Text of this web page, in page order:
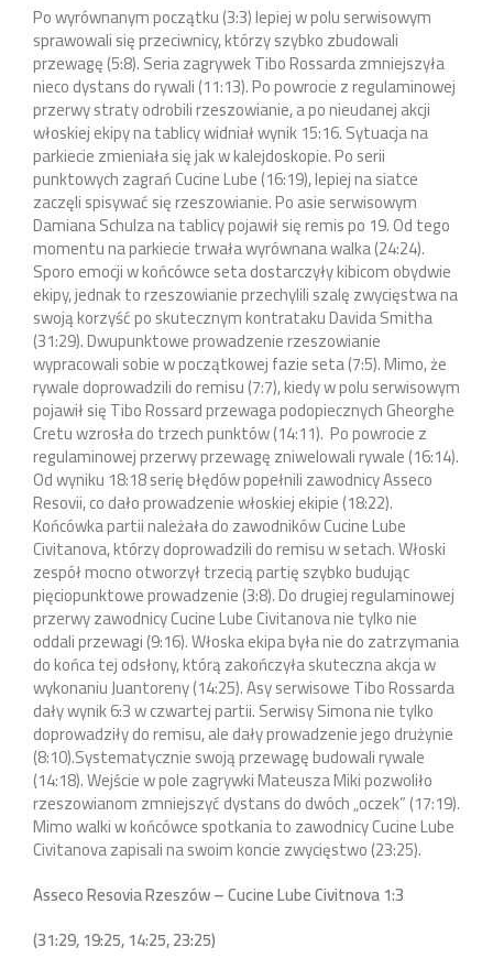
Po wyrównanym początku (3:3) lepiej w polu serwisowym
sprawowali się przeciwnicy, którzy szybko zbudowali
przewagę (5:8). Seria zagrywek Tibo Rossarda zmniejszyła
nieco dystans do rywali (11:13). Po powrocie z regulaminowej
przerwy straty odrobili rzeszowianie, a po nieudanej akcji
włoskiej ekipy na tablicy widniał wynik 15:16. Sytuacja na
parkiecie zmieniała się jak w kalejdoskopie. Po serii
punktowych zagrań Cucine Lube (16:19), lepiej na siatce
zaczęli spisywać się rzeszowianie. Po asie serwisowym
Damiana Schulza na tablicy pojawił się remis po 19. Od tego
momentu na parkiecie trwała wyrównana walka (24:24).
Sporo emocji w końcówce seta dostarczyły kibicom obydwie
ekipy, jednak to rzeszowianie przechylili szalę zwycięstwa na
swoją korzyść po skutecznym kontrataku Davida Smitha
(31:29). Dwupunktowe prowadzenie rzeszowianie
wypracowali sobie w początkowej fazie seta (7:5). Mimo, że
rywale doprowadzili do remisu (7:7), kiedy w polu serwisowym
pojawił się Tibo Rossard przewaga podopiecznych Gheorghe
Cretu wzrosła do trzech punktów (14:11). Po powrocie z
regulaminowej przerwy przewagę zniwelowali rywale (16:14).
Od wyniku 18:18 serię błędów popełnili zawodnicy Asseco
Resovii, co dało prowadzenie włoskiej ekipie (18:22).
Końcówka partii należała do zawodników Cucine Lube
Civitanova, którzy doprowadzili do remisu w setach. Włoski
zespół mocno otworzył trzecią partię szybko budując
pięciopunktowe prowadzenie (3:8). Do drugiej regulaminowej
przerwy zawodnicy Cucine Lube Civitanova nie tylko nie
oddali przewagi (9:16). Włoska ekipa była nie do zatrzymania
do końca tej odsłony, którą zakończyła skuteczna akcja w
wykonaniu Juantoreny (14:25). Asy serwisowe Tibo Rossarda
dały wynik 6:3 w czwartej partii. Serwisy Simona nie tylko
doprowadziły do remisu, ale dały prowadzenie jego drużynie
(8:10).Systematycznie swoją przewagę budowali rywale
(14:18). Wejście w pole zagrywki Mateusza Miki pozwoliło
rzeszowianom zmniejszyć dystans do dwóch „oczek” (17:19).
Mimo walki w końcówce spotkania to zawodnicy Cucine Lube
Civitanova zapisali na swoim koncie zwycięstwo (23:25).
Asseco Resovia Rzeszów – Cucine Lube Civitnova 1:3
(31:29, 19:25, 14:25, 23:25)